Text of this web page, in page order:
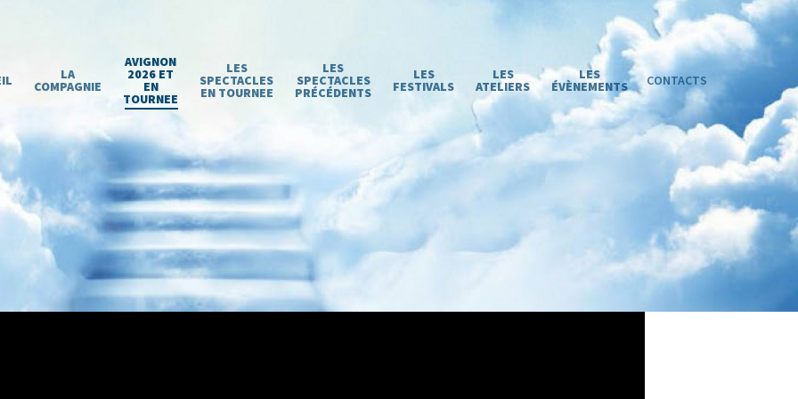
LA
COMPAGNIE
AVIGNON
2026 ET
EN
TOURNEE
LES
SPECTACLES
EN TOURNEE
LES
SPECTACLES
PRÉCÉDENTS
LES
FESTIVALS
LES
ATELIERS
LES
ÉVÈNEMENTS CONTACTS